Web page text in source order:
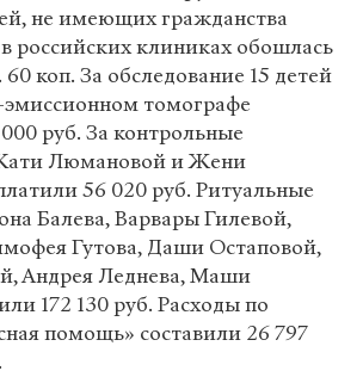
не имеющих гражданства
российских клиниках обошлась
60 коп. За обследование 15 детей
томографе
руб. За контрольные
Люмановой и Жени
56 020 руб. Ритуальные
Балева, Варвары Гилевой,
Гутова, Даши Остаповой,
Андрея Леднева, Маши
172 130 руб. Расходы по
помощь» составили 26 797